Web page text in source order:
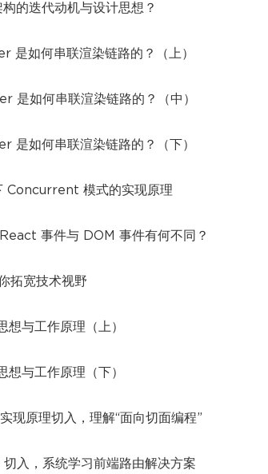
的迭代动机与设计思想？
是如何串联渲染链路的？（上）
是如何串联渲染链路的？（中）
是如何串联渲染链路的？（下）
Concurrent 模式的实现原理
事件与 DOM 事件有何不同？
拓宽技术视野
与工作原理（上）
与工作原理（下）
现原理切入，理解“面向切面编程”
入，系统学习前端路由解决方案